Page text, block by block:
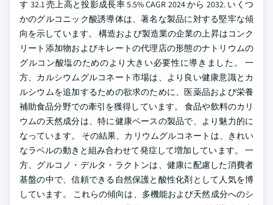
す 32.1 売上高と投影成長率 5.5% CAGR 2024 から 2032. いくつ
かのグルコニック酸誘導体は、著名な製品に対する堅牢な傾
向を示しています。 構造および製造業の企業の上昇はコンク
リート添加物およびキレートの代理店の形態のナトリウムの
グルコン酸塩のためのより大きい必要性に導きました。 一
方、カルシウムグルコネート市場は、より良い健康意識とカ
ルシウムを追加するための欲求のために、医薬品および栄養
補助食品分野での牽引を獲得しています。 食品や飲料のカリ
ウムの天然成分は、特に健康ベースの製品で、より魅力的に
なっています。 その結果、カリウムグルコネートは、きれい
なラベルの動きと組み合わせて発症して増加しています。 一
方、グルコノ・デルタ・ラクトンは、健康に配慮した消費者
基盤の中で、信頼できる自然保護と酸性化剤として人気を博
しています。 これらの傾向は、多機能および天然成分へのシ